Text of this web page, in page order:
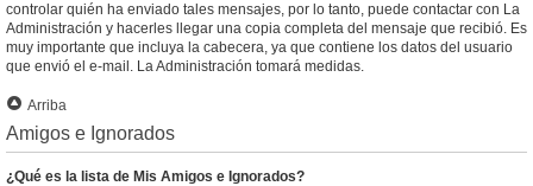
controlar quién ha enviado tales mensajes, por lo tanto, puede contactar con La
Administración y hacerles llegar una copia completa del mensaje que recibió. Es
muy importante que incluya la cabecera, ya que contiene los datos del usuario
que envió el e-mail. La Administración tomará medidas.
Arriba
Amigos e Ignorados
¿Qué es la lista de Mis Amigos e Ignorados?